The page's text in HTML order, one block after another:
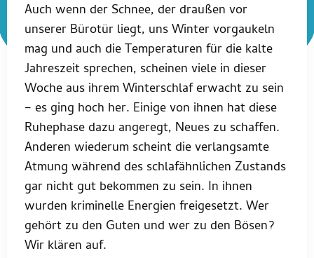
Auch wenn der Schnee, der draußen vor
unserer Bürotür liegt, uns Winter vorgaukeln
mag und auch die Temperaturen für die kalte
Jahreszeit sprechen, scheinen viele in dieser
Woche aus ihrem Winterschlaf erwacht zu sein
– es ging hoch her. Einige von ihnen hat diese
Ruhephase dazu angeregt, Neues zu schaffen.
Anderen wiederum scheint die verlangsamte
Atmung während des schlafähnlichen Zustands
gar nicht gut bekommen zu sein. In ihnen
wurden kriminelle Energien freigesetzt. Wer
gehört zu den Guten und wer zu den Bösen?
Wir klären auf.